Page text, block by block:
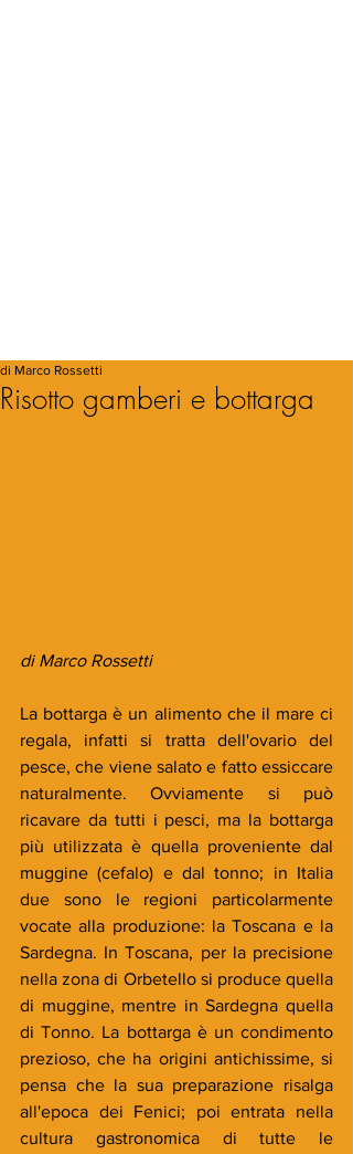
Risotto gamberi e bottarga
di Marco Rossetti
di Marco Rossetti
La bottarga è un alimento che il mare ci
regala, infatti si tratta dell'ovario del
pesce, che viene salato e fatto essiccare
naturalmente. Ovviamente si può
ricavare da tutti i pesci, ma la bottarga
più utilizzata è quella proveniente dal
muggine (cefalo) e dal tonno; in Italia
due sono le regioni particolarmente
vocate alla produzione: la Toscana e la
Sardegna. In Toscana, per la precisione
nella zona di Orbetello si produce quella
di muggine, mentre in Sardegna quella
di Tonno. La bottarga è un condimento
prezioso, che ha origini antichissime, si
pensa che la sua preparazione risalga
all'epoca dei Fenici; poi entrata nella
cultura gastronomica di tutte le